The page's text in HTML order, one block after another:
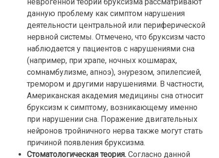
данную проблему как симптом нарушения
деятельности центральной или периферической
нервной системы. Отмечено, что бруксизм часто
наблюдается у пациентов с нарушениями сна
(например, при храпе, ночных кошмарах,
сомнамбулизме, апноэ), энурезом, эпилепсией,
тремором и другими нарушениями. В частности,
Американская академия медицины сна относит
бруксизм к симптому, возникающему именно
при нарушении сна. Поражение двигательных
нейронов тройничного нерва также могут стать
причиной появления бруксизма.
Стоматологическая теория. Согласно данной